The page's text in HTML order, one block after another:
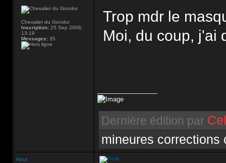
Chevalier du Gondor
Inscription: 25 Sep 2006,
13:19
Messages: 35
Trop mdr le
Moi, du coup, j'ai
Dernière édition par
mineures corrections
Haut